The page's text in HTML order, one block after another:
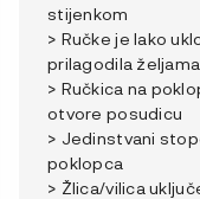
stijenkom
> Ručke je lako
prilagodila
> Ručkica na
otvore posudicu
> Jedinstvani
poklopca
> Žlica/vilica